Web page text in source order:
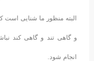
البته منظور ما شنایی است
و گاهی تند و گاهی کند
انجام شود.